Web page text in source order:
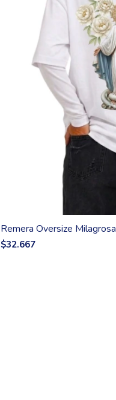
Remera Oversize Milagrosa
$32.667